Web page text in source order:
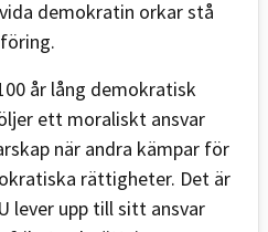
demokratin orkar stå
år lång demokratisk
ett moraliskt ansvar
när andra kämpar för
rättigheter. Det är
lever upp till sitt ansvar